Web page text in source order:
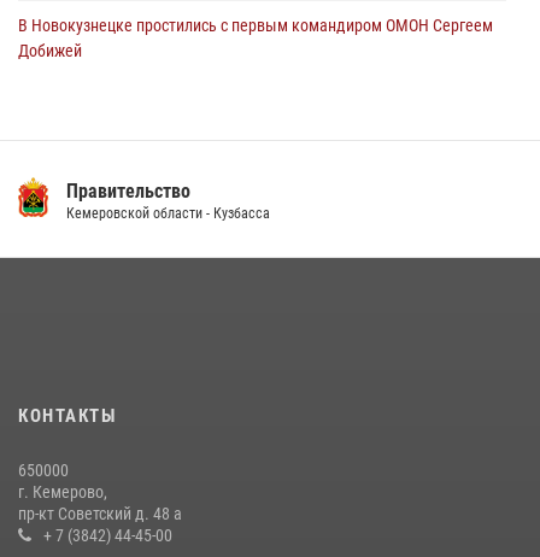
В Новокузнецке простились с первым командиром ОМОН Сергеем
Добижей
14 июля 2026, 08:52 1
20 июля 2026, 08:52
гипермаркета товары на 13 тысяч рублей (ВИДЕО)
16 июля 2026, 06:43
Правительство
Кемеровской области - Кузбасса
КОНТАКТЫ
650000
г. Кемерово,
пр-кт Советский д. 48 а
+ 7 (3842) 44-45-00